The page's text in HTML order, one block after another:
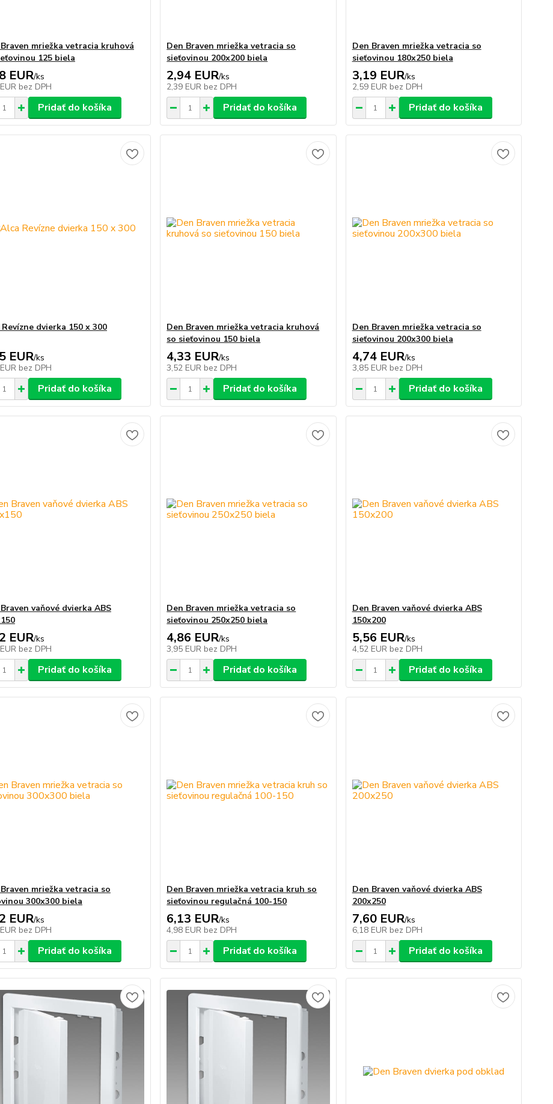
mriežka vetracia kruhová
125 biela
EUR/ks
bez DPH
Pridať do košíka
Den Braven mriežka vetracia so
sieťovinou 200x200 biela
2,94 EUR/ks
2,39 EUR bez DPH
Pridať do košíka
Den Braven mriežka vetracia so
sieťovinou 180x250 biela
3,19 EUR/ks
2,59 EUR bez DPH
Pridať do košíka
dvierka 150 x 300
EUR/ks
bez DPH
Pridať do košíka
Den Braven mriežka vetracia kruhová
so sieťovinou 150 biela
4,33 EUR/ks
3,52 EUR bez DPH
Pridať do košíka
Den Braven mriežka vetracia so
sieťovinou 200x300 biela
4,74 EUR/ks
3,85 EUR bez DPH
Pridať do košíka
vaňové dvierka ABS
EUR/ks
bez DPH
Pridať do košíka
Den Braven mriežka vetracia so
sieťovinou 250x250 biela
4,86 EUR/ks
3,95 EUR bez DPH
Pridať do košíka
Den Braven vaňové dvierka ABS
150x200
5,56 EUR/ks
4,52 EUR bez DPH
Pridať do košíka
mriežka vetracia so
300x300 biela
EUR/ks
bez DPH
Pridať do košíka
Den Braven mriežka vetracia kruh so
sieťovinou regulačná 100-150
6,13 EUR/ks
4,98 EUR bez DPH
Pridať do košíka
Den Braven vaňové dvierka ABS
200x250
7,60 EUR/ks
6,18 EUR bez DPH
Pridať do košíka